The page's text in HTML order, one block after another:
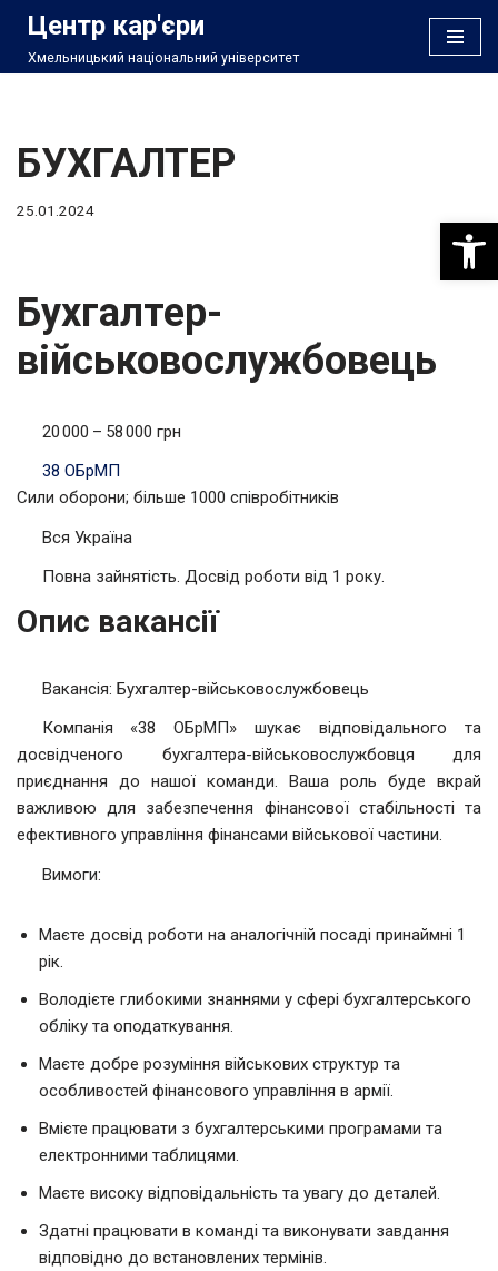
Перейти
Центр кар'єри
Хмельницький національний університет
БУХГАЛТЕР
25.01.2024
Бухгалтер-
військовослужбовець
20 000 – 58 000 грн
38 ОБрМП
Сили оборони; більше 1000 співробітників
Вся Україна
Повна зайнятість. Досвід роботи від 1 року.
Опис вакансії
Вакансія: Бухгалтер-військовослужбовець
Компанія «38 ОБрМП» шукає відповідального та
досвідченого бухгалтера-військовослужбовця для
приєднання до нашої команди. Ваша роль буде вкрай
важливою для забезпечення фінансової стабільності та
ефективного управління фінансами військової частини.
Вимоги:
Маєте досвід роботи на аналогічній посаді принаймні 1
рік.
Володієте глибокими знаннями у сфері бухгалтерського
обліку та оподаткування.
Маєте добре розуміння військових структур та
особливостей фінансового управління в армії.
Вмієте працювати з бухгалтерськими програмами та
електронними таблицями.
Маєте високу відповідальність та увагу до деталей.
Здатні працювати в команді та виконувати завдання
відповідно до встановлених термінів.